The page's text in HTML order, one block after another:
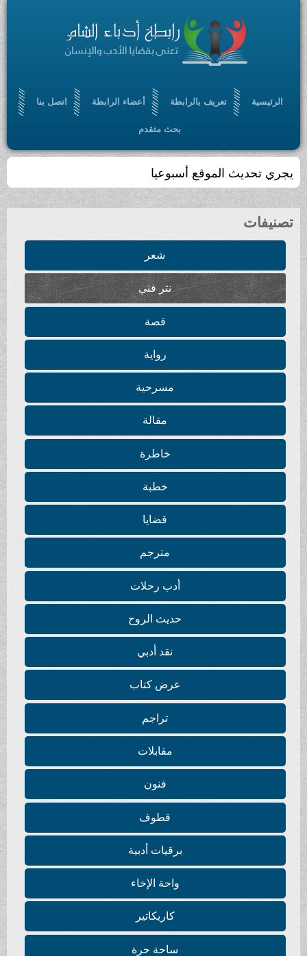
الرئيسية تعريف بالرابطة أعضاء الرابطة اتصل بنا
بحث متقدم
يجري تحديث الموقع أسبوعيا
تصنيفات
شعر
نثر فني
قصة
رواية
مسرحية
مقالة
خاطرة
خطبة
قضايا
مترجم
أدب رحلات
حديث الروح
نقد أدبي
عرض كتاب
تراجم
مقابلات
فنون
قطوف
برقيات أدبية
واحة الإخاء
كاريكاتير
ساحة حرة